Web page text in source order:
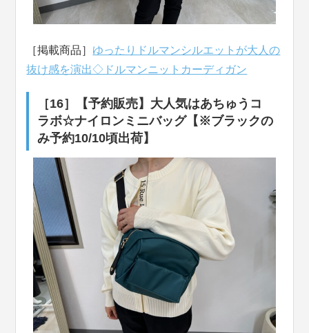
［掲載商品］ ゆったりドルマンシルエットが大人の
抜け感を演出◇ドルマンニットカーディガン
［16］【予約販売】大人気はあちゅうコ
ラボ☆ナイロンミニバッグ【※ブラックの
み予約10/10頃出荷】